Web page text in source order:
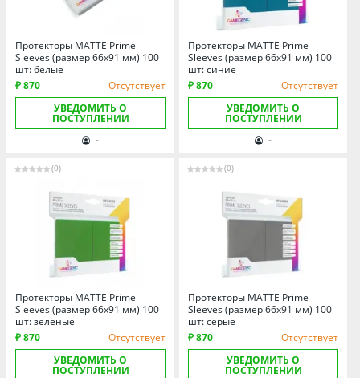
Протекторы MATTE Prime
Sleeves (размер 66х91 мм) 100
шт: белые
₽ 870
Отсутствует
УВЕДОМИТЬ О
ПОСТУПЛЕНИИ
-
Протекторы MATTE Prime
Sleeves (размер 66х91 мм) 100
шт: синие
₽ 870
Отсутствует
УВЕДОМИТЬ О
ПОСТУПЛЕНИИ
-
(0)
Протекторы MATTE Prime
Sleeves (размер 66х91 мм) 100
шт: зеленые
₽ 870
Отсутствует
УВЕДОМИТЬ О
ПОСТУПЛЕНИИ
(0)
Протекторы MATTE Prime
Sleeves (размер 66х91 мм) 100
шт: серые
₽ 870
Отсутствует
УВЕДОМИТЬ О
ПОСТУПЛЕНИИ